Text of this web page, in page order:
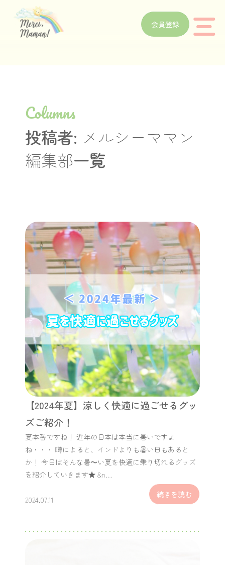
会員登録
Columns
投稿者: メルシーママン
編集部一覧
【2024年夏】涼しく快適に過ごせるグッ
ズご紹介！
夏本番ですね！ 近年の日本は本当に暑いですよ
ね・・・ 噂によると、インドよりも暑い日もあると
か！ 今日はそんな暑〜い夏を快適に乗り切れるグッズ
を紹介していきます★ &n…
2024.07.11
続きを読む